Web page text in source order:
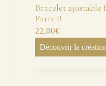
Bracelet ajustable
Faria B
22,00€
Découvrir la création